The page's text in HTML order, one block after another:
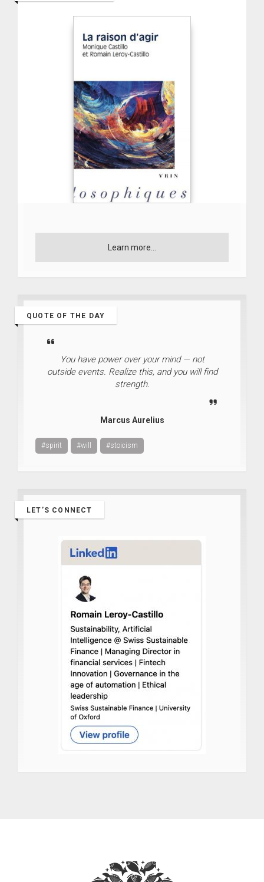
Learn more...
QUOTE OF THE DAY
You have power over your mind — not
outside events. Realize this, and you will find
strength.
Marcus Aurelius
#spirit #will #stoicism
LET’S CONNECT